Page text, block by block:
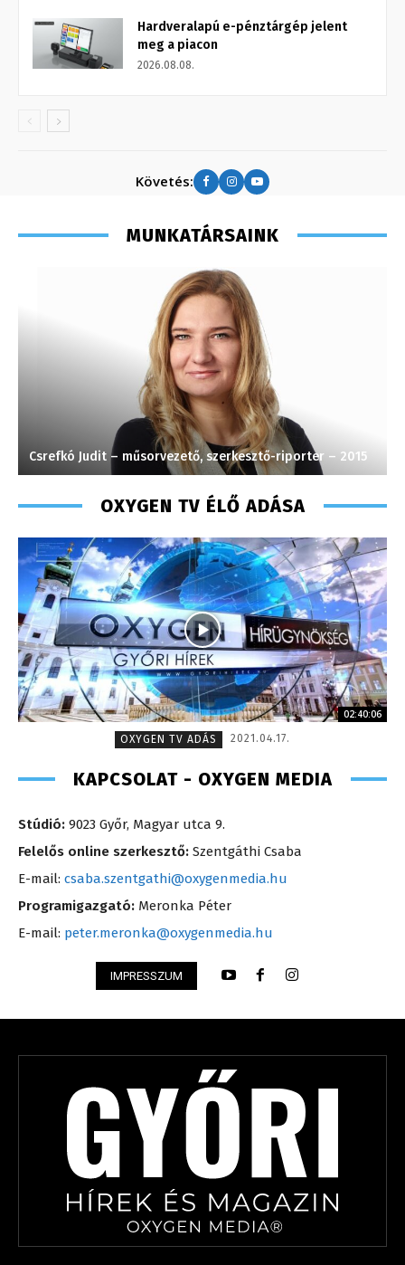
Hardveralapú e-pénztárgép jelent
meg a piacon
2026.08.08.
Követés:
MUNKATÁRSAINK
Csrefkó Judit – műsorvezető, szerkesztő-riporter – 2015
OXYGEN TV ÉLŐ ADÁSA
02:40:06
OXYGEN TV ADÁS
2021.04.17.
KAPCSOLAT - OXYGEN MEDIA
Stúdió: 9023 Győr, Magyar utca 9.
Felelős online szerkesztő: Szentgáthi Csaba
E-mail: csaba.szentgathi@oxygenmedia.hu
Programigazgató: Meronka Péter
E-mail: peter.meronka@oxygenmedia.hu
IMPRESSZUM